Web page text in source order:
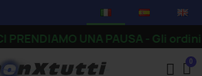
PRENDIAMO UNA PAUSA - Gli